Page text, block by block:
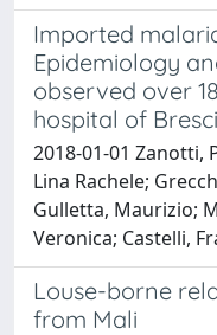
Imported
Epidemiology
observed over
hospital of
2018-01-01 Zanotti,
Lina Rachele;
Gulletta, Maurizio;
Veronica; Castelli,
Louse-borne
from Mali